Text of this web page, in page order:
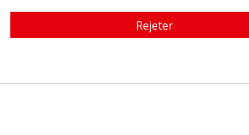
Rejeter